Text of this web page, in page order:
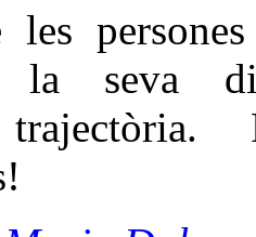
les
la seva